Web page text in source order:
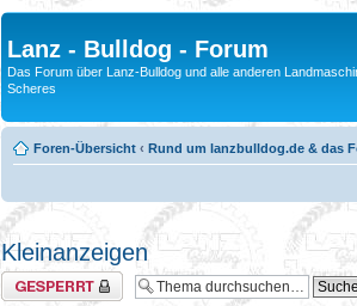
Lanz - Bulldog - Forum
Das Forum über Lanz-Bulldog und alle anderen
Scheres
Foren-Übersicht ‹ Rund um lanzbulldog.de & das
Kleinanzeigen
Thema gesperrt